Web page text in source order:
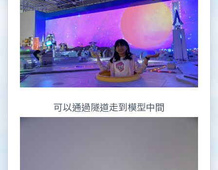
可以通過隧道走到模型中間